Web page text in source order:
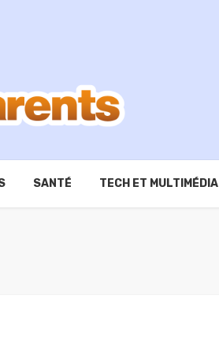
SANTÉ TECH ET MULTIMÉDIA